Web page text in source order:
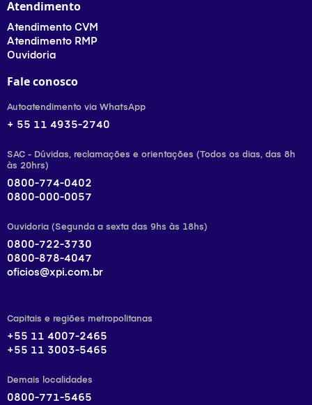
Atendimento
Atendimento CVM
Atendimento RMP
Ouvidoria
Fale conosco
Autoatendimento via WhatsApp
+ 55 11 4935-2740
SAC - Dúvidas, reclamações e orientações (Todos os dias, das 8h
às 20hrs)
0800-774-0402
0800-000-0057
Ouvidoria (Segunda a sexta das 9hs às 18hs)
0800-722-3730
0800-878-4047
oficios@xpi.com.br
Capitais e regiões metropolitanas
+55 11 4007-2465
+55 11 3003-5465
Demais localidades
0800-771-5465